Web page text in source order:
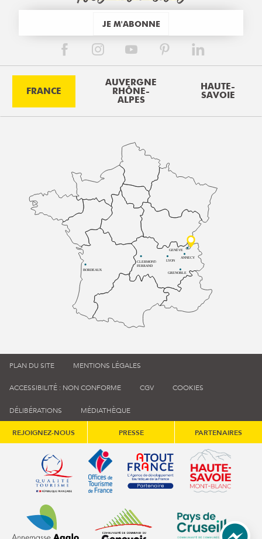
JE M'ABONNE
FRANCE
AUVERGNE
RHÔNE-
ALPES
HAUTE-
SAVOIE
BORDEAUX
CLERMONT-
FERRAND
LYON
ANNECY
GRENOBLE
GENÈVE
PLAN DU SITE MENTIONS LÉGALES
ACCESSIBILITÉ : NON CONFORME CGV COOKIES
DÉLIBÉRATIONS MÉDIATHÈQUE
REJOIGNEZ-NOUS PRESSE PARTENAIRES
Qualité tourisme (s'ouvre dans une nouvelle fenêtre)
Office de tourisme de France (s'ouvre
Atout France (s'ouvre dans
Annemasse Agglo (s'ouvre dans une nouvelle fenêtre)
Communauté de communes du
Communauté de